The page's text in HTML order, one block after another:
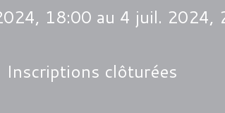
18:00 au 4 juil. 2024,
Inscriptions clôturées